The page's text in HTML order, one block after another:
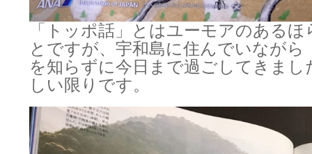
「トッポ話」とはユーモアのある
とですが、宇和島に住んでいながら
を知らずに今日まで過ごしてきまし
しい限りです。